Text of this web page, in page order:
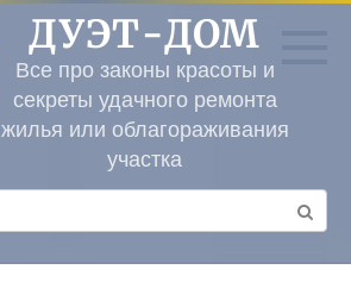
ДУЭТ-ДОМ
Все про законы красоты и
секреты удачного ремонта
жилья или облагораживания
участка